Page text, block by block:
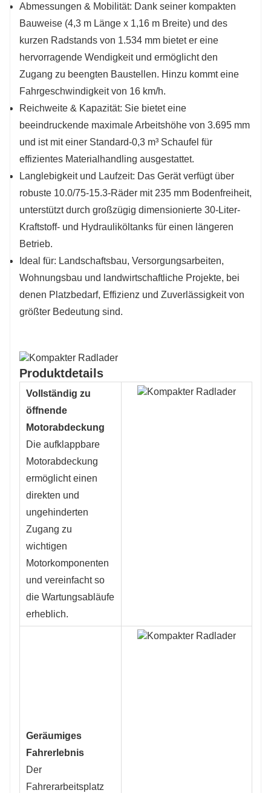
Abmessungen & Mobilität: Dank seiner kompakten
Bauweise (4,3 m Länge x 1,16 m Breite) und des
kurzen Radstands von 1.534 mm bietet er eine
hervorragende Wendigkeit und ermöglicht den
Zugang zu beengten Baustellen. Hinzu kommt eine
Fahrgeschwindigkeit von 16 km/h.
Reichweite & Kapazität: Sie bietet eine
beeindruckende maximale Arbeitshöhe von 3.695 mm
und ist mit einer Standard-0,3 m³ Schaufel für
effizientes Materialhandling ausgestattet.
Langlebigkeit und Laufzeit: Das Gerät verfügt über
robuste 10.0/75-15.3-Räder mit 235 mm Bodenfreiheit,
unterstützt durch großzügig dimensionierte 30-Liter-
Kraftstoff- und Hydrauliköltanks für einen längeren
Betrieb.
Ideal für: Landschaftsbau, Versorgungsarbeiten,
Wohnungsbau und landwirtschaftliche Projekte, bei
denen Platzbedarf, Effizienz und Zuverlässigkeit von
größter Bedeutung sind.
Produktdetails
Vollständig zu
öffnende
Motorabdeckung
Die aufklappbare
Motorabdeckung
ermöglicht einen
direkten und
ungehinderten
Zugang zu
wichtigen
Motorkomponenten
und vereinfacht so
die Wartungsabläufe
erheblich.
Geräumiges
Fahrerlebnis
Der
Fahrerarbeitsplatz